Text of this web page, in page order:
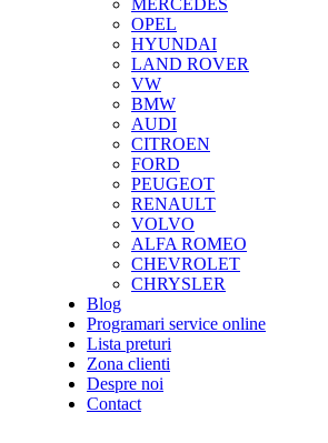
MERCEDES
OPEL
HYUNDAI
LAND ROVER
VW
BMW
AUDI
CITROEN
FORD
PEUGEOT
RENAULT
VOLVO
ALFA ROMEO
CHEVROLET
CHRYSLER
Blog
Programari service online
Lista preturi
Zona clienti
Despre noi
Contact